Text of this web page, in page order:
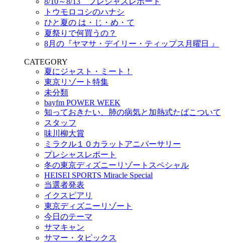
トウモロコシのハナシ
ひと夏の は・じ・め・て
夏祭りで何買うの？
8月の『ヤマサ・デイリー・ティップス月曜日 』
CATEGORY
夏にジャスト・ミート！
東京リゾート特集
未分類
bayfm POWER WEEK
知っておきたい、肺の病気と加熱式たばこついて
スタッフ
味川柳大賞
ミラクル１０カラットアニバーサリー
プレシャスレポート
冬の東京ディズニーリゾートスペシャル
HEISEI SPORTS Miracle Special
当選者発表
イクスピアリ
東京ディズニーリゾート
今日のテーマ
サマキャン
サマー・タピックス